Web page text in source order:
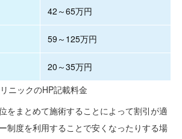
42～65万円
59～125万円
20～35万円
ニックのHP記載料金
をまとめて施術することによって割引が適
制度を利用することで安くなったりする場